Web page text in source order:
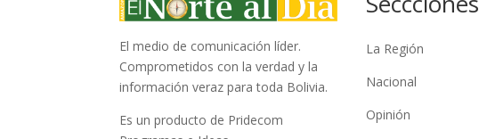
El medio de comunicación líder.
Comprometidos con la verdad y la
información veraz para toda Bolivia.
Es un producto de Pridecom
La Región
Nacional
Opinión